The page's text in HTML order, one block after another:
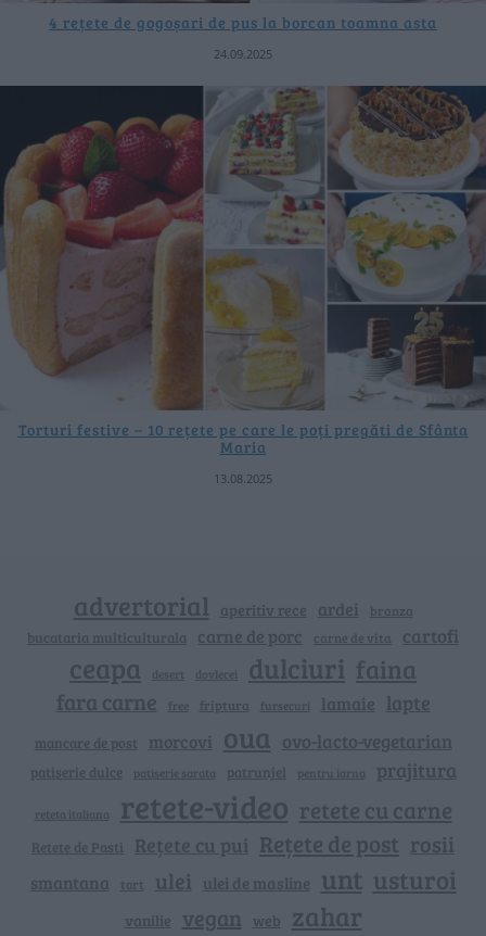
4 rețete de gogoșari de pus la borcan toamna asta
24.09.2025
Torturi festive – 10 rețete pe care le poți pregăti de Sfânta
Maria
13.08.2025
advertorial aperitiv rece ardei branza
bucataria multiculturala carne de porc carne de vita cartofi
ceapa desert dovlecei dulciuri faina
fara carne free friptura fursecuri lamaie lapte
mancare de post morcovi oua ovo-lacto-vegetarian
patiserie dulce patiserie sarata patrunjel pentru iarna prajitura
reteta italiana retete-video retete cu carne
Retete de Pasti Rețete cu pui Rețete de post rosii
smantana tort ulei ulei de masline unt usturoi
vanilie vegan web zahar